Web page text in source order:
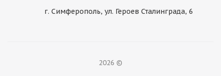
г. Симферополь, ул. Героев Сталинграда, 6
2026 ©